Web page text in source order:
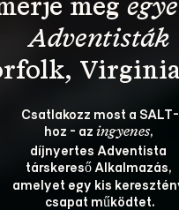
meg
Adventisták
Csatlakozz most a SALT-
hoz - az ingyenes,
díjnyertes Adventista
társkereső Alkalmazás,
amelyet egy kis
csapat működtet.